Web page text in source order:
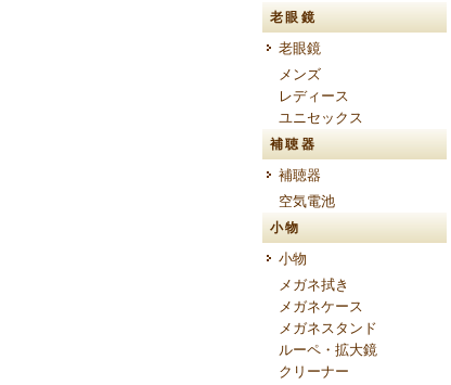
老眼鏡
老眼鏡
メンズ
レディース
ユニセックス
補聴器
補聴器
空気電池
小物
小物
メガネ拭き
メガネケース
メガネスタンド
ルーペ・拡大鏡
クリーナー